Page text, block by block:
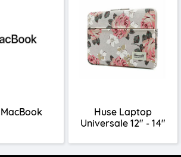
Huse Laptop
Universale 12" - 14"